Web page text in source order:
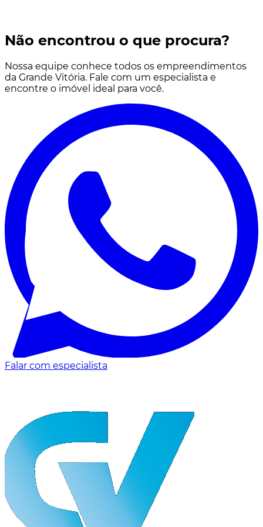
Não encontrou o que procura?
Nossa equipe conhece todos os empreendimentos
da Grande Vitória. Fale com um especialista e
encontre o imóvel ideal para você.
Falar com especialista